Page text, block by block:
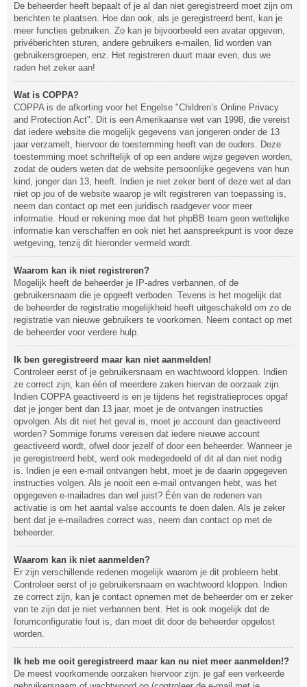
De beheerder heeft bepaalt of je al dan niet geregistreerd moet zijn om
berichten te plaatsen. Hoe dan ook, als je geregistreerd bent, kan je
meer functies gebruiken. Zo kan je bijvoorbeeld een avatar opgeven,
privéberichten sturen, andere gebruikers e-mailen, lid worden van
gebruikersgroepen, enz. Het registreren duurt maar even, dus we
raden het zeker aan!
Wat is COPPA?
COPPA is de afkorting voor het Engelse "Children’s Online Privacy
and Protection Act". Dit is een Amerikaanse wet van 1998, die vereist
dat iedere website die mogelijk gegevens van jongeren onder de 13
jaar verzamelt, hiervoor de toestemming heeft van de ouders. Deze
toestemming moet schriftelijk of op een andere wijze gegeven worden,
zodat de ouders weten dat de website persoonlijke gegevens van hun
kind, jonger dan 13, heeft. Indien je niet zeker bent of deze wet al dan
niet op jou of de website waarop je wilt registreren van toepassing is,
neem dan contact op met een juridisch raadgever voor meer
informatie. Houd er rekening mee dat het phpBB team geen wettelijke
informatie kan verschaffen en ook niet het aanspreekpunt is voor deze
wetgeving, tenzij dit hieronder vermeld wordt.
Waarom kan ik niet registreren?
Mogelijk heeft de beheerder je IP-adres verbannen, of de
gebruikersnaam die je opgeeft verboden. Tevens is het mogelijk dat
de beheerder de registratie mogelijkheid heeft uitgeschakeld om zo de
registratie van nieuwe gebruikers te voorkomen. Neem contact op met
de beheerder voor verdere hulp.
Ik ben geregistreerd maar kan niet aanmelden!
Controleer eerst of je gebruikersnaam en wachtwoord kloppen. Indien
ze correct zijn, kan één of meerdere zaken hiervan de oorzaak zijn.
Indien COPPA geactiveerd is en je tijdens het registratieproces opgaf
dat je jonger bent dan 13 jaar, moet je de ontvangen instructies
opvolgen. Als dit niet het geval is, moet je account dan geactiveerd
worden? Sommige forums vereisen dat iedere nieuwe account
geactiveerd wordt, ofwel door jezelf of door een beheerder. Wanneer je
je geregistreerd hebt, werd ook medegedeeld of dit al dan niet nodig
is. Indien je een e-mail ontvangen hebt, moet je de daarin opgegeven
instructies volgen. Als je nooit een e-mail ontvangen hebt, was het
opgegeven e-mailadres dan wel juist? Één van de redenen van
activatie is om het aantal valse accounts te doen dalen. Als je zeker
bent dat je e-mailadres correct was, neem dan contact op met de
beheerder.
Waarom kan ik niet aanmelden?
Er zijn verschillende redenen mogelijk waarom je dit probleem hebt.
Controleer eerst of je gebruikersnaam en wachtwoord kloppen. Indien
ze correct zijn, kan je contact opnemen met de beheerder om er zeker
van te zijn dat je niet verbannen bent. Het is ook mogelijk dat de
forumconfiguratie fout is, dan moet dit door de beheerder opgelost
worden.
Ik heb me ooit geregistreerd maar kan nu niet meer aanmelden!?
De meest voorkomende oorzaken hiervoor zijn: je gaf een verkeerde